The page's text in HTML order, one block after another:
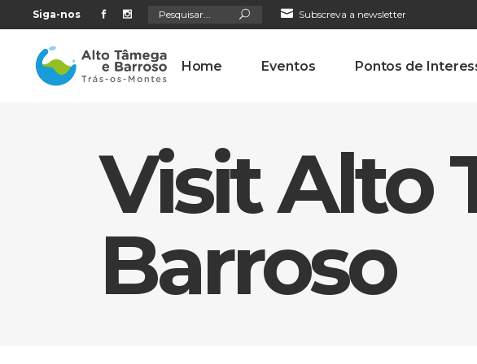
Siga-nos Search
for: Subscreva a newsletter
Home Eventos Pontos de
Visit Alto
Barroso